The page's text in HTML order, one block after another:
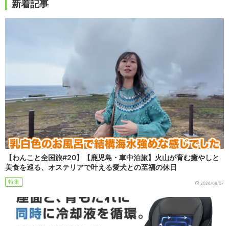
新着記事
【わんこと全国旅#20】【鹿児島・車中泊旅】火山が育む癒やしと
美食を巡る、オステリアで叶える愛犬との至福の休日
特集 2026/08/07